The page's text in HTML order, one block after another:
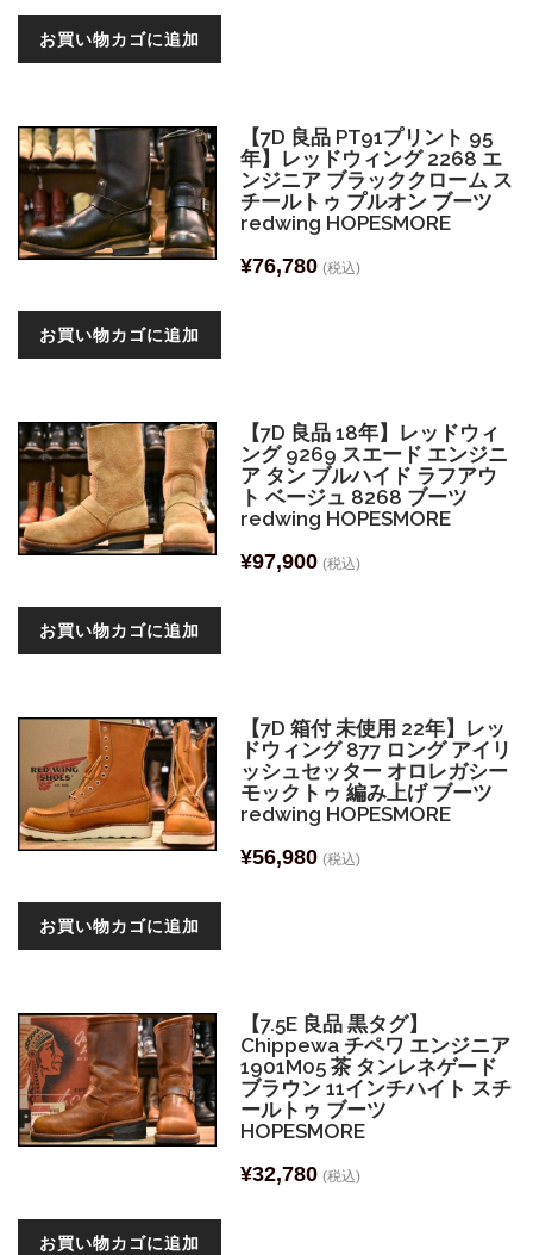
お買い物カゴに追加
【7D 良品 PT91プリント 95
年】レッドウィング 2268 エ
ンジニア ブラッククローム ス
チールトゥ プルオン ブーツ
redwing HOPESMORE
¥76,780 (税込)
お買い物カゴに追加
【7D 良品 18年】レッドウィ
ング 9269 スエード エンジニ
ア タン ブルハイド ラフアウ
ト ベージュ 8268 ブーツ
redwing HOPESMORE
¥97,900 (税込)
お買い物カゴに追加
【7D 箱付 未使用 22年】レッ
ドウィング 877 ロング アイリ
ッシュセッター オロレガシー
モックトゥ 編み上げ ブーツ
redwing HOPESMORE
¥56,980 (税込)
お買い物カゴに追加
【7.5E 良品 黒タグ】
Chippewa チペワ エンジニア
1901M05 茶 タンレネゲード
ブラウン 11インチハイト スチ
ールトゥ ブーツ
HOPESMORE
¥32,780 (税込)
お買い物カゴに追加